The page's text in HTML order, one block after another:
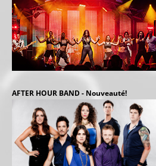
AFTER HOUR BAND - Nouveauté!